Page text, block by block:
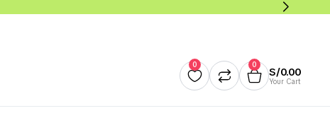
0 0
S/0.00
Your Cart